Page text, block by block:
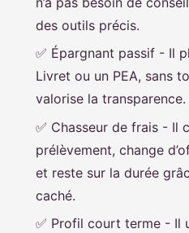
des outils précis.
✅ Épargnant passif - Il
Livret ou un PEA, sans
valorise la transparence.
✅ Chasseur de frais - Il
prélèvement, change
et reste sur la durée
caché.
✅ Profil court terme - Il